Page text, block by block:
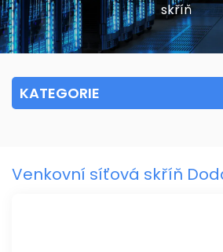
skříň
KATEGORIE
Venkovní síťová skříň